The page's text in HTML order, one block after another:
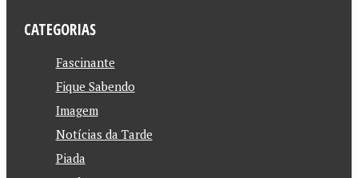
CATEGORIAS
Fascinante
Fique Sabendo
Imagem
Notícias da Tarde
Piada